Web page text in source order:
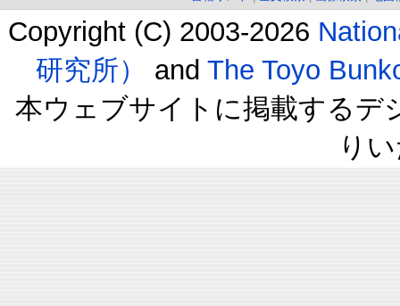
Copyright (C) 2003-2026
研究所）
and The Toyo
本ウェブサイトに掲載するデ
り